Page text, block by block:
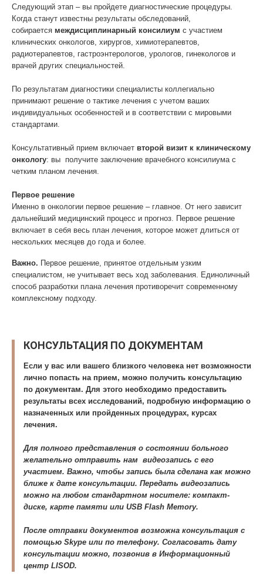
Следующий этап – вы пройдете диагностические процедуры.
Когда станут известны результаты обследований,
собирается междисциплинарный консилиум с участием
клинических онкологов, хирургов, химиотерапевтов,
радиотерапевтов, гастроэнтерологов, урологов, гинекологов и
врачей других специальностей.
По результатам диагностики специалисты коллегиально
принимают решение о тактике лечения с учетом ваших
индивидуальных особенностей и в соответствии с мировыми
стандартами.
Консультативный прием включает второй визит к клиническому
онкологу: вы получите заключение врачебного консилиума с
четким планом лечения.
Первое решение
Именно в онкологии первое решение – главное. От него зависит
дальнейший медицинский процесс и прогноз. Первое решение
включает в себя весь план лечения, которое может длиться от
нескольких месяцев до года и более.
Важно. Первое решение, принятое отдельным узким
специалистом, не учитывает весь ход заболевания. Единоличный
способ разработки плана лечения противоречит современному
комплексному подходу.
КОНСУЛЬТАЦИЯ ПО ДОКУМЕНТАМ
Если у вас или вашего близкого человека нет возможности
лично попасть на прием, можно получить консультацию
по документам. Для этого необходимо предоставить
результаты всех исследований, подробную информацию о
назначенных или пройденных процедурах, курсах
лечения.
Для полного представления о состоянии больного
желательно отправить нам видеозапись с его
участием. Важно, чтобы запись была сделана как можно
ближе к дате консультации. Передать видеозапись
можно на любом стандартном носителе: компакт-
диске, карте памяти или USB Flash Memory.
После отправки документов возможна консультация с
помощью Skype или по телефону. Согласовать дату
консультации можно, позвонив в Информационный
центр LISOD.